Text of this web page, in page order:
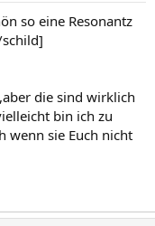
so eine Resonantz
die sind wirklich
bin ich zu
wenn sie Euch nicht